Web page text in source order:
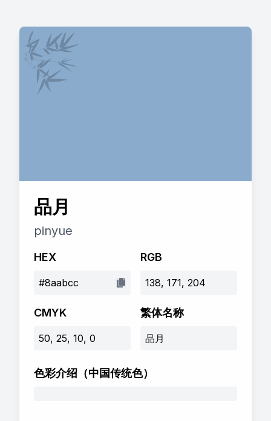
品月
pinyue
HEX
#8aabcc
RGB
138, 171, 204
CMYK
50, 25, 10, 0
繁体名称
品月
色彩介绍 （中国传统色）